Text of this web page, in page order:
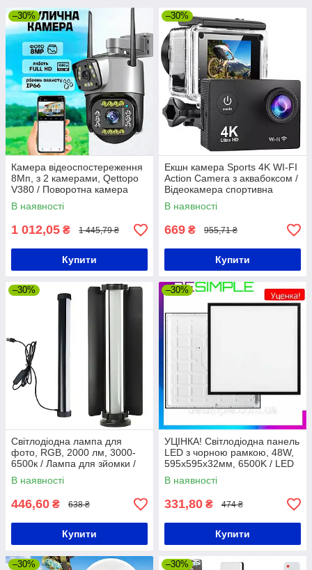
–30%
Камера відеоспостереження
8Мп, з 2 камерами, Qettopo
V380 / Поворотна камера
спостереження / Вулична
поворотна WIFI IP-камера
В наявності
1 012,05 ₴ 1 445,79 ₴
Купити
–30%
Екшн камера Sports 4K WI-FI
Action Camera з аквабоксом /
Відеокамера спортивна
В наявності
669 ₴ 955,71 ₴
Купити
–30%
Світлодіодна лампа для
фото, RGB, 2000 лм, 3000-
6500к / Лампа для зйомки /
Лампа з дефлектором
В наявності
446,60 ₴ 638 ₴
Купити
–30%
УЦІНКА! Світлодіодна панель
LED з чорною рамкою, 48W,
595х595x32мм, 6500K / LED
панель / Стельова панель
світлодіодна
В наявності
331,80 ₴ 474 ₴
Купити
–30% –30%